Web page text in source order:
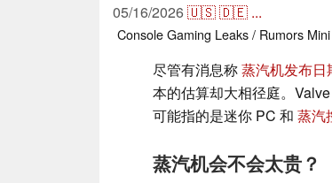
05/16/2026🇺🇸🇩🇪 ...
ConsoleGaming Leaks / Rumors
尽管有消息称蒸汽机发布日
本的估算却大相径庭。
可能指的是迷你 PC 和 蒸汽
蒸汽机会不会太贵？